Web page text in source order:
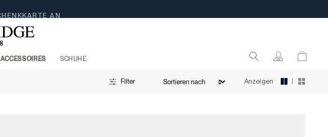
ACCESSOIRES SCHUHE
Filter Anzeigen |